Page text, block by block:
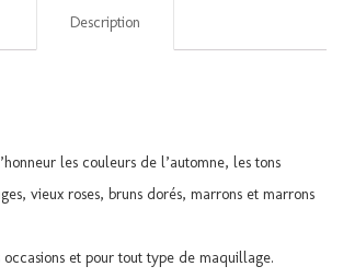
Description
les couleurs de l’automne, les tons
vieux roses, bruns dorés, marrons et marrons
occasions et pour tout type de maquillage.